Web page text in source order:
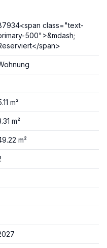
class="text-
500">&mdash;
span>
m²
m²
m²